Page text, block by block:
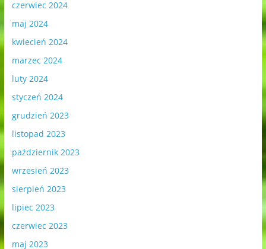
czerwiec 2024
maj 2024
kwiecień 2024
marzec 2024
luty 2024
styczeń 2024
grudzień 2023
listopad 2023
październik 2023
wrzesień 2023
sierpień 2023
lipiec 2023
czerwiec 2023
maj 2023